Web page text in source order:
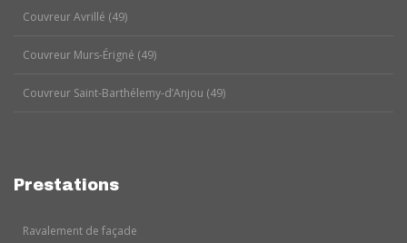
Couvreur Avrillé (49)
Couvreur Murs-Érigné (49)
Couvreur Saint-Barthélemy-d’Anjou (49)
Prestations
Ravalement de façade